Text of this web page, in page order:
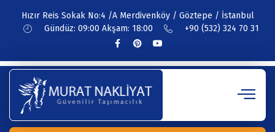
Hızır Reis Sokak No:4 /A Merdivenköy / Göztepe / İstanbul
Gündüz: 09:00 Akşam: 18:00
+90 (532) 324 70 31